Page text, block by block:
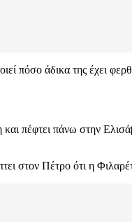
πόσο άδικα της έχει
πέφτει πάνω στην
στον Πέτρο ότι η